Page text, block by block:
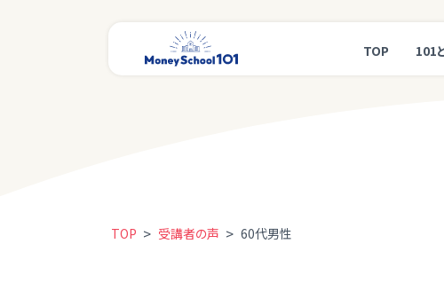
TOP 101
TOP > 受講者の声 > 60代男性